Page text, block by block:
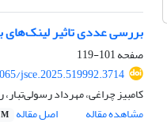
بررسی عددی تاثیر لینک‌های
صفحه101-119
jsce.2025.519992.3714
کامبیز چراغی، مهرداد
مشاهده مقاله
اصل مقاله